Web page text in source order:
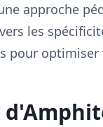
approche
les
pour